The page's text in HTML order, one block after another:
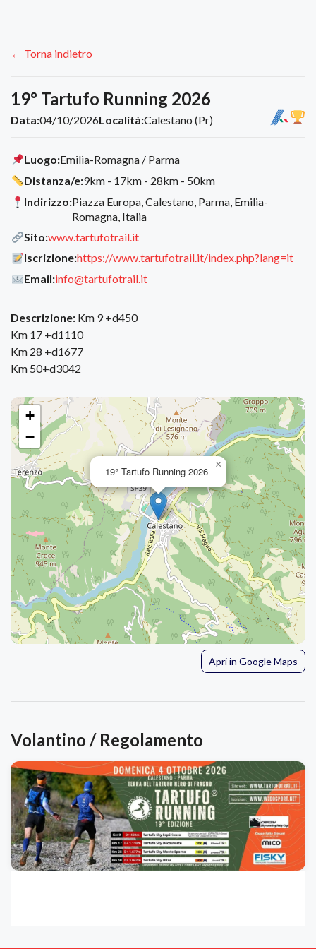
← Torna indietro
19° Tartufo Running 2026
Data:04/10/2026Località:Calestano (Pr)
Luogo:Emilia-Romagna / Parma
Distanza/e:9km - 17km - 28km - 50km
Indirizzo:Piazza Europa, Calestano, Parma, Emilia-
Romagna, Italia
Sito:www.tartufotrail.it
Iscrizione:https://www.tartufotrail.it/index.php?lang=it
Email:info@tartufotrail.it
Descrizione: Km 9 +d450
Km 17 +d1110
Km 28 +d1677
Km 50+d3042
19° Tartufo Running 2026
×
+
−
Apri in Google Maps
Volantino / Regolamento